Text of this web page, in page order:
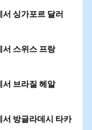
싱가포르 달러
스위스 프랑
브라질 헤알
방글라데시 타카